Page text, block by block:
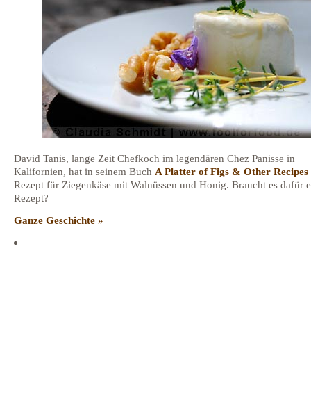
David Tanis, lange Zeit Chefkoch im legendären Chez Panisse in
Kalifornien, hat in seinem Buch A Platter of Figs & Other Recipes
Rezept für Ziegenkäse mit Walnüssen und Honig. Braucht es dafür
Rezept?
Ganze Geschichte »